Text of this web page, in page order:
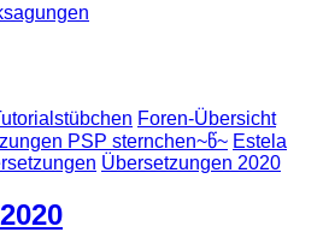
Foren-Übersicht
PSP sternchen~წ~ Estela
Übersetzungen 2020